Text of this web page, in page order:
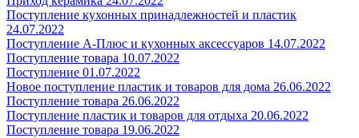
Поступление кухонных принадлежностей и пластик
24.07.2022
Поступление А-Плюс и кухонных аксессуаров 14.07.2022
Поступление товара 10.07.2022
Поступление 01.07.2022
Новое поступление пластик и товаров для дома 26.06.2022
Поступление товара 26.06.2022
Поступление пластик и товаров для отдыха 20.06.2022
Поступление товара 19.06.2022